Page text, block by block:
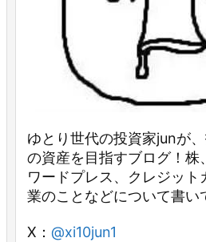
ゆとり世代の投資家junが
の資産を目指すブログ！株
ワードプレス、クレジット
業のことなどについて書い
X： @xi10jun1